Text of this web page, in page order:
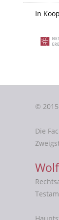
In
©
Die